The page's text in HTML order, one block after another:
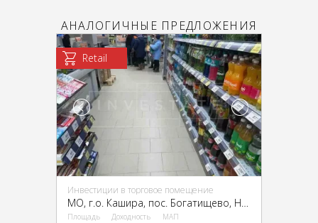
АНАЛОГИЧНЫЕ ПРЕДЛОЖЕНИЯ
Retail
Инвестиции в торговое помещение
МО, г.о. Кашира, пос. Богатищево, Новая ул., 15
Площадь Доходность МАП